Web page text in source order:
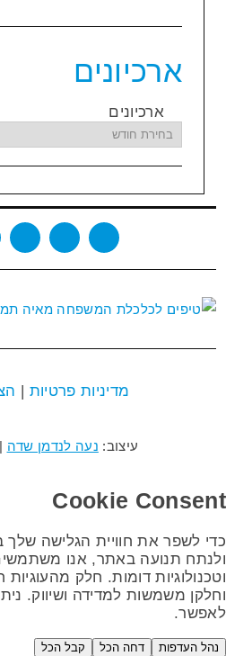
ארכיונים
ארכיונים
מדיניות פרטיות |
עיצוב: נעה לנדמן שדה